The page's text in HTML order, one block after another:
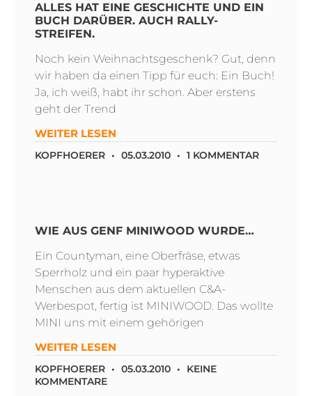
ALLES HAT EINE GESCHICHTE UND EIN
BUCH DARÜBER. AUCH RALLY-
STREIFEN.
Noch kein Weihnachtsgeschenk? Gut, denn
wir haben da einen Tipp für euch: Ein Buch!
Ja, ich weiß, habt ihr schon. Aber erstens
geht der Trend
WEITER LESEN
KOPFHOERER 05.03.2010 1 KOMMENTAR
WIE AUS GENF MINIWOOD WURDE…
Ein Countyman, eine Oberfräse, etwas
Sperrholz und ein paar hyperaktive
Menschen aus dem aktuellen C&A-
Werbespot, fertig ist MINIWOOD. Das wollte
MINI uns mit einem gehörigen
WEITER LESEN
KOPFHOERER 05.03.2010
KEINE
KOMMENTARE